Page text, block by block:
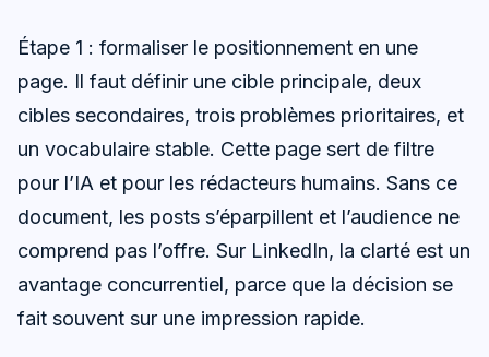
Étape 1 : formaliser le positionnement en une
page. Il faut définir une cible principale, deux
cibles secondaires, trois problèmes prioritaires, et
un vocabulaire stable. Cette page sert de filtre
pour l’IA et pour les rédacteurs humains. Sans ce
document, les posts s’éparpillent et l’audience ne
comprend pas l’offre. Sur LinkedIn, la clarté est un
avantage concurrentiel, parce que la décision se
fait souvent sur une impression rapide.